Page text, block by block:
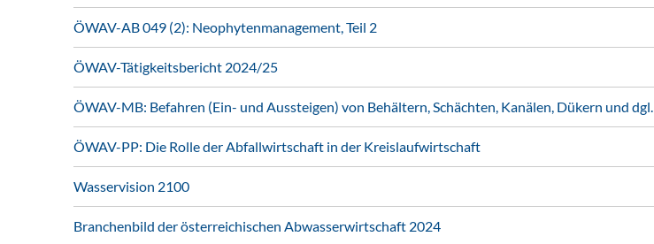
ÖWAV-AB 049 (2): Neophytenmanagement, Teil 2
ÖWAV-Tätigkeitsbericht 2024/25
ÖWAV-MB: Befahren (Ein- und Aussteigen) von Behältern, Schächten, Kanälen, Dükern und dgl.
ÖWAV-PP: Die Rolle der Abfallwirtschaft in der Kreislaufwirtschaft
Wasservision 2100
Branchenbild der österreichischen Abwasserwirtschaft 2024